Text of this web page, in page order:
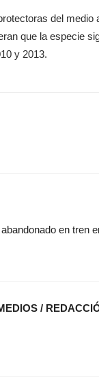
del
que la especie
y 2013.
en tren
/